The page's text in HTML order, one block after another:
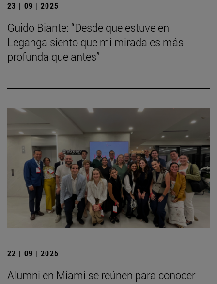
23 | 09 | 2025
Guido Biante: “Desde que estuve en
Leganga siento que mi mirada es más
profunda que antes”
22 | 09 | 2025
Alumni en Miami se reúnen para conocer